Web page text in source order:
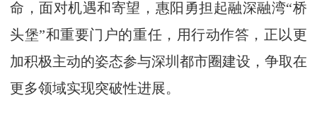
命，面对机遇和寄望，惠阳勇担起融深融湾“桥
头堡”和重要门户的重任，用行动作答，正以更
加积极主动的姿态参与深圳都市圈建设，争取在
更多领域实现突破性进展。